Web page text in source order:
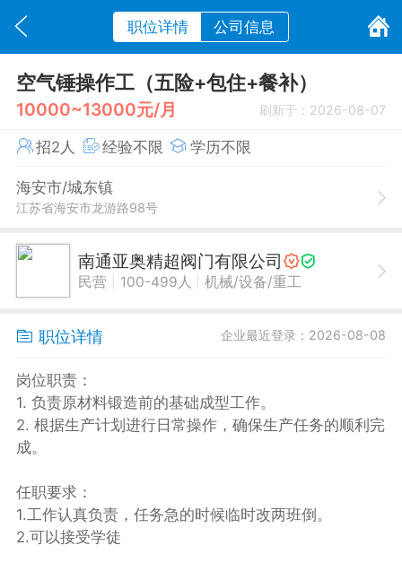
职位详情 公司信息
空气锤操作工（五险+包住+餐补）
10000~13000元/月 刷新于：2026-08-07
招2人 经验不限 学历不限
海安市/城东镇
江苏省海安市龙游路98号
南通亚奥精超阀门有限公司
民营 100-499人 机械/设备/重工
职位详情 企业最近登录：2026-08-08
岗位职责：
1. 负责原材料锻造前的基础成型工作。
2. 根据生产计划进行日常操作，确保生产任务的顺利完
成。
任职要求：
1.工作认真负责，任务急的时候临时改两班倒。
2.可以接受学徒